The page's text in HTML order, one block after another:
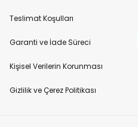
Teslimat Koşulları
Garanti ve İade Süreci
Kişisel Verilerin Korunması
Gizlilik ve Çerez Politikası